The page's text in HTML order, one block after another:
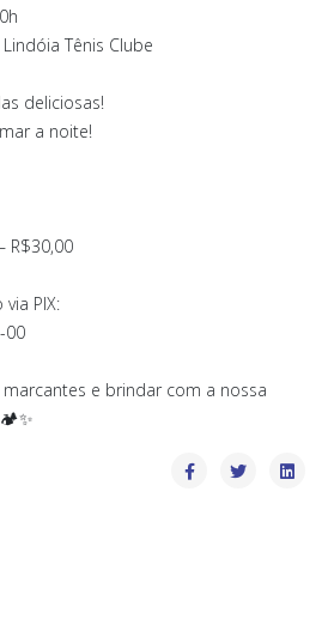
Tênis Clube
deliciosas!
a noite!
R$30,00
PIX:
00
e brindar com a nossa
🏕️✨